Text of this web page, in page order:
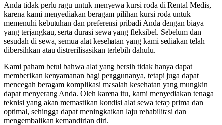
Anda tidak perlu ragu untuk menyewa kursi roda di Rental Medis,
karena kami menyediakan beragam pilihan kursi roda untuk
memenuhi kebutuhan dan preferensi pribadi Anda dengan biaya
yang terjangkau, serta durasi sewa yang fleksibel. Sebelum dan
sesudah di sewa, semua alat kesehatan yang kami sediakan telah
dibersihkan atau distrerilisasikan terlebih dahulu.
Kami paham betul bahwa alat yang bersih tidak hanya dapat
memberikan kenyamanan bagi penggunanya, tetapi juga dapat
mencegah beragam komplikasi masalah kesehatan yang mungkin
dapat menyerang Anda. Oleh karena itu, kami menyediakan tenaga
teknisi yang akan memastikan kondisi alat sewa tetap prima dan
optimal, sehingga dapat meningkatkan laju rehabilitasi dan
mengembalikan kemandirian diri.